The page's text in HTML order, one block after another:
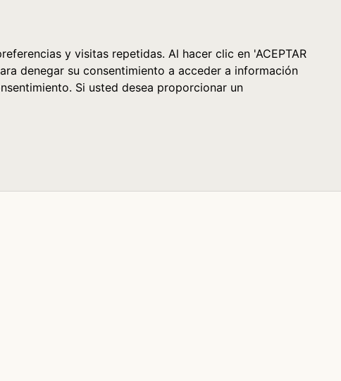
y visitas repetidas. Al hacer clic en 'ACEPTAR
denegar su consentimiento a acceder a información
Si usted desea proporcionar un